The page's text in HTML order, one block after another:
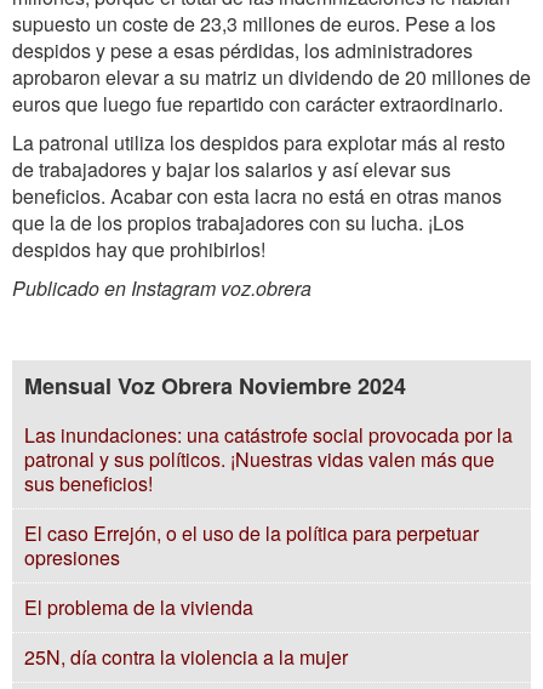
supuesto un coste de 23,3 millones de euros. Pese a los
despidos y pese a esas pérdidas, los administradores
aprobaron elevar a su matriz un dividendo de 20 millones de
euros que luego fue repartido con carácter extraordinario.
La patronal utiliza los despidos para explotar más al resto
de trabajadores y bajar los salarios y así elevar sus
beneficios. Acabar con esta lacra no está en otras manos
que la de los propios trabajadores con su lucha. ¡Los
despidos hay que prohibirlos!
Publicado en Instagram voz.obrera
Mensual Voz Obrera Noviembre 2024
Las inundaciones: una catástrofe social provocada por la
patronal y sus políticos. ¡Nuestras vidas valen más que
sus beneficios!
El caso Errejón, o el uso de la política para perpetuar
opresiones
El problema de la vivienda
25N, día contra la violencia a la mujer